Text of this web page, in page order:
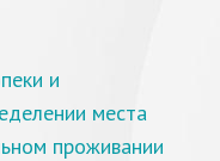
и
места
проживании